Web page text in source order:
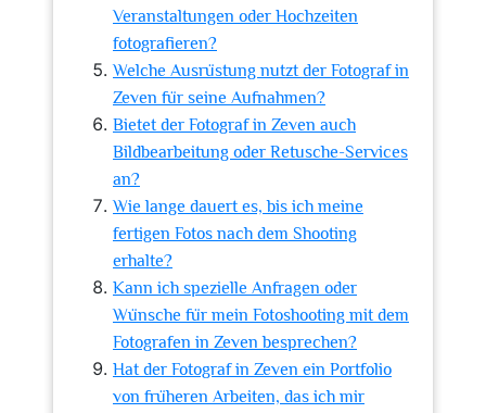
Veranstaltungen oder Hochzeiten
fotografieren?
Welche Ausrüstung nutzt der Fotograf in
Zeven für seine Aufnahmen?
Bietet der Fotograf in Zeven auch
Bildbearbeitung oder Retusche-Services
an?
Wie lange dauert es, bis ich meine
fertigen Fotos nach dem Shooting
erhalte?
Kann ich spezielle Anfragen oder
Wünsche für mein Fotoshooting mit dem
Fotografen in Zeven besprechen?
Hat der Fotograf in Zeven ein Portfolio
von früheren Arbeiten, das ich mir